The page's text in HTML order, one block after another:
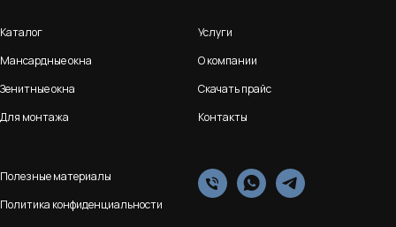
Каталог
Мансардные окна
Зенитные окна
Для монтажа
Услуги
О компании
Скачать прайс
Контакты
Полезные материалы
Политика конфиденциальности